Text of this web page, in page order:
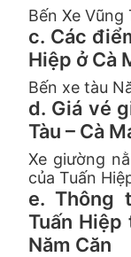
Bến Xe Vũng
c. Các
Hiệp ở Cà
Bến xe tàu
d. Giá vé
Tàu – Cà
Xe giường
của Tuấn
e. Thông
Tuấn Hiệp
Năm Căn